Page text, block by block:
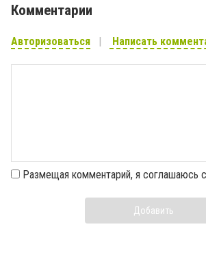
Комментарии
Авторизоваться Написать
Размещая комментарий, я соглашаюсь с
Добавить